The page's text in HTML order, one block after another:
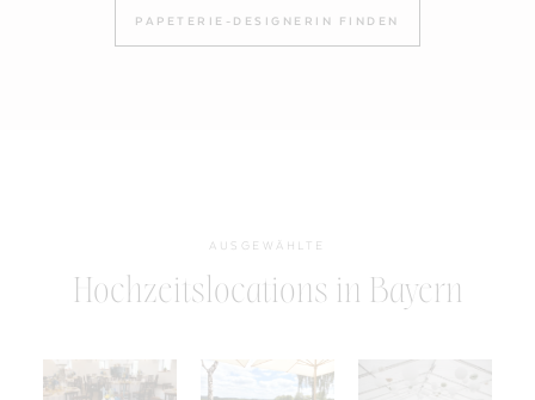
PAPETERIE-DESIGNERIN FINDEN
AUSGEWÄHLTE
Hochzeitslocations in Bayern